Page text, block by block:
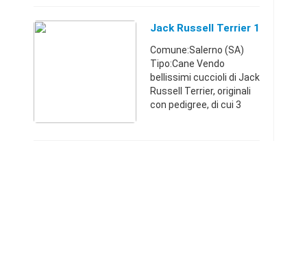
estetiche eccezionali. Il
completo di:vaccinazioni
...
Jack Russell Terrier 1
Comune:Salerno (SA)
Tipo:Cane Vendo
bellissimi cuccioli di Jack
Russell Terrier, originali
con pedigree, di cui 3